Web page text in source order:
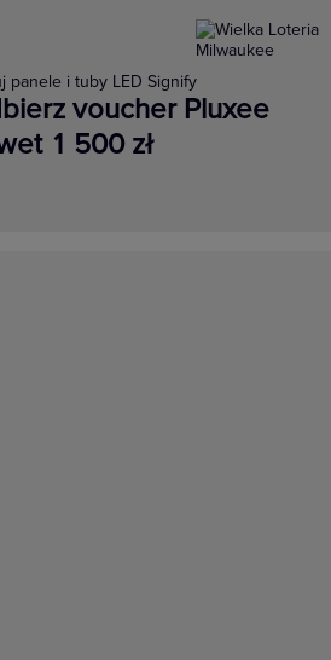
panele i tuby LED Signify
voucher Pluxee
1 500 zł